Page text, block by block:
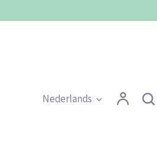
Taal
Nederlands Account